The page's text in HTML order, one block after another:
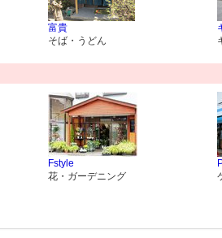
富貴
そば・うどん
Fstyle
花・ガーデニング